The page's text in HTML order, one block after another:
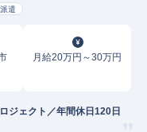
遣
月給20万円～30万円
ジェクト／年間休日120日